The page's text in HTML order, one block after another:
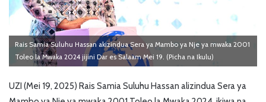
Rais Samia Suluhu Hassan akizindua Sera ya Mambo ya Nje ya mwaka 2001
Toleo la Mwaka 2024 jijini Dar es Salaam Mei 19. (Picha na Ikulu)
UZI (Mei 19, 2025) Rais Samia Suluhu Hassan alizindua Sera ya